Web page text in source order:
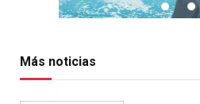
Más noticias